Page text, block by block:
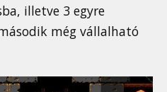
illetve 3 egyre
még vállalható